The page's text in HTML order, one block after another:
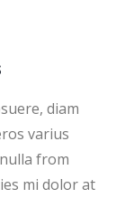
diam
varius
from
mi dolor at